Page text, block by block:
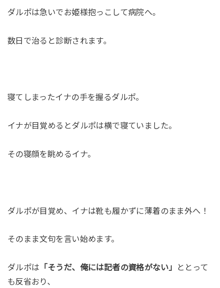
ダルポは急いでお姫様抱っこして病院へ。
数日で治ると診断されます。
寝てしまったイナの手を握るダルポ。
イナが目覚めるとダルポは横で寝ていました。
その寝顔を眺めるイナ。
ダルポが目覚め、イナは靴も履かずに薄着のまま外へ！
そのまま文句を言い始めます。
ダルポは 「そうだ、俺には記者の資格がない」
ととって
も反省おり、